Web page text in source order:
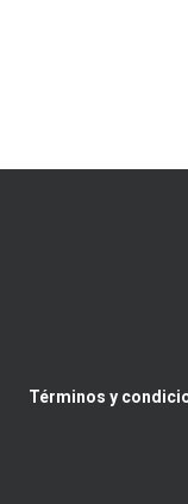
Términos y